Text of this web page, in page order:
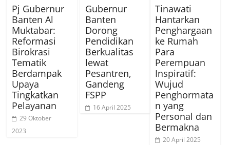
Pj Gubernur
Banten Al
Muktabar:
Reformasi
Birokrasi
Tematik
Berdampak
Upaya
Tingkatkan
Pelayanan
29 Oktober
2023
Gubernur
Banten
Dorong
Pendidikan
Berkualitas
lewat
Pesantren,
Gandeng
FSPP
16 April 2025
Tinawati
Hantarkan
Penghargaan
ke Rumah
Para
Perempuan
Inspiratif:
Wujud
Penghormata
n yang
Personal dan
Bermakna
20 April 2025